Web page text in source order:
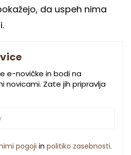
da uspeh nima
e-novičke in bodi na
novicami. Zate jih pripravlja
pogoji in politiko zasebnosti.